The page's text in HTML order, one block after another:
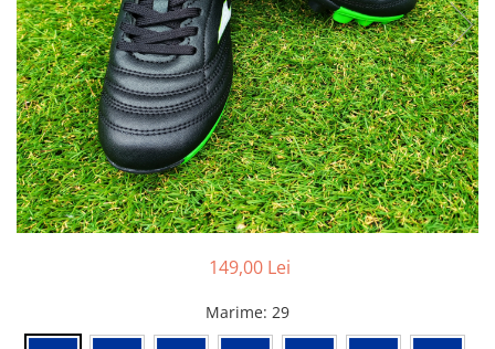
Bidoane si termosuri sportive
Sepci
Trofee
149,00 Lei
Marime: 29